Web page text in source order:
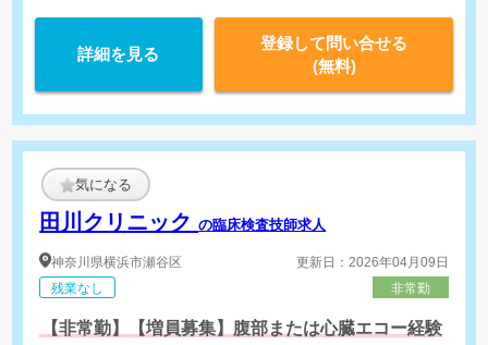
詳細を見る
登録して問い合せる
(無料)
気になる
田川クリニックの臨床検査技師求人
神奈川県横浜市瀬谷区
残業なし
更新日：2026年04月09日
非常勤
【非常勤】【増員募集】腹部または心臓エコー経験